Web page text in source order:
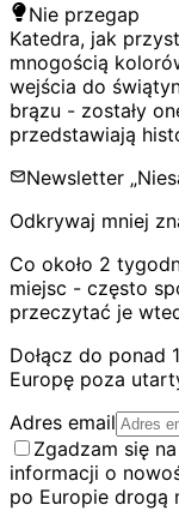
Nie przegap
Katedra, jak
mnogością
wejścia do
brązu - zostały
przedstawiają
Newsletter
Odkrywaj mniej
Co około 2
miejsc - często
przeczytać je
Dołącz do ponad
Europę poza
Adres email
Zgadzam się
informacji o
po Europie drogą